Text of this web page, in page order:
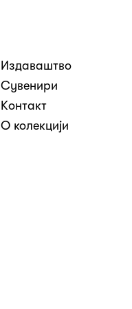
Издаваштво
Сувенири
Kонтакт
О колекцији